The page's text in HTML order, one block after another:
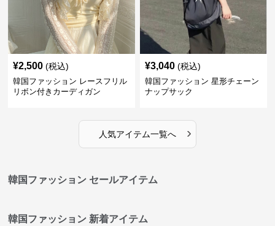
¥2,500 (税込)
韓国ファッション レースフリル
リボン付きカーディガン
¥3,040 (税込)
韓国ファッション 星形チェーン
ナップサック
人気アイテム一覧へ ›
韓国ファッション セールアイテム
韓国ファッション 新着アイテム